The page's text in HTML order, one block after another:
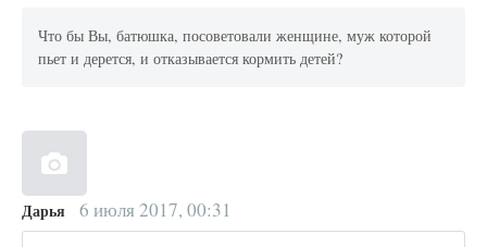
Что бы Вы, батюшка, посоветовали женщине, муж которой
пьет и дерется, и отказывается кормить детей?
Дарья 6 июля 2017, 00:31